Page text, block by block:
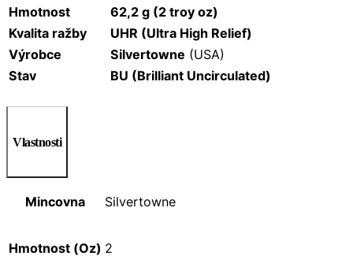
Hmotnost
62,2 g (2 troy oz)
Kvalita ražby
UHR (Ultra High Relief)
Výrobce
Silvertowne (USA)
Stav
BU (Brilliant Uncirculated)
Vlastnosti
Mincovna Silvertowne
Hmotnost (Oz) 2